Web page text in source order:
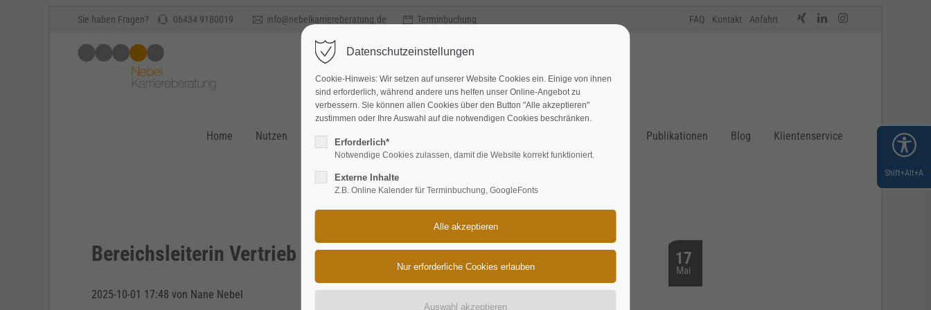
Sie haben Fragen? 06434 9180019 info@nebelkarriereberatung.de Terminbuchung FAQ Kontakt Anfahrt
Home Nutzen Methode Leistungen Publikationen Blog Klientenservice
Bereichsleiterin Vertrieb (Dipl.-Betriebswirtin, 50 J.)
2025-10-01 17:48 von Nane Nebel
17
Mai
Datenschutzeinstellungen
Cookie-Hinweis: Wir setzen auf unserer Website Cookies ein. Einige von ihnen
sind erforderlich, während andere uns helfen unser Online-Angebot zu
verbessern. Sie können allen Cookies über den Button "Alle akzeptieren"
zustimmen oder Ihre Auswahl auf die notwendigen Cookies beschränken.
Erforderlich*
Notwendige Cookies zulassen, damit die Website korrekt funktioniert.
Externe Inhalte
Z.B. Online Kalender für Terminbuchung, GoogleFonts
Shift+Alt+A